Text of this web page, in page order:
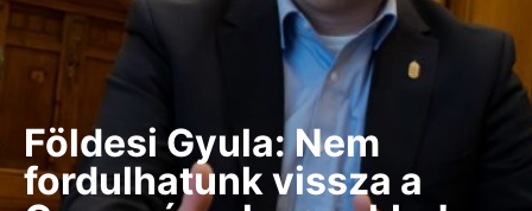
Földesi Gyula: Nem
fordulhatunk vissza a